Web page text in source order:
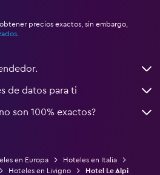
precios exactos, sin embargo,
de datos para ti
son 100% exactos?
en Europa
Hoteles en Italia
Hoteles en Livigno Hotel Le Alpi